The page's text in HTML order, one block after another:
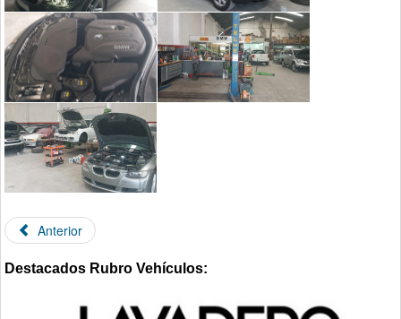
Anterior
Destacados Rubro Vehículos: